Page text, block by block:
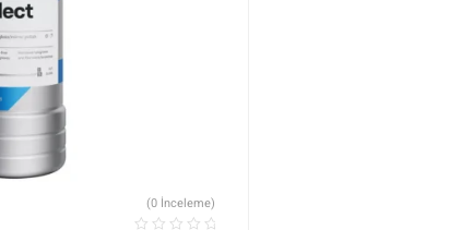
(0 İnceleme)